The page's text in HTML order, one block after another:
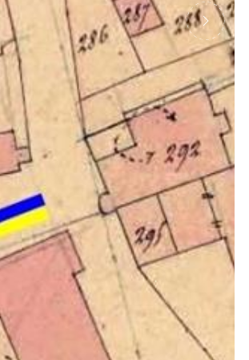
Suivant